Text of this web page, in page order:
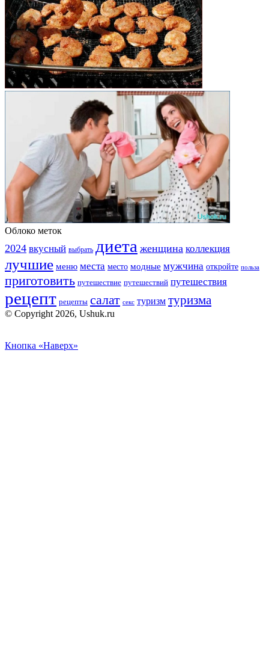
Облоко меток
2024 вкусный выбрать диета женщина коллекция
лучшие меню места место модные мужчина откройте польза
приготовить путешествие путешествий путешествия
рецепт рецепты салат секс туризм туризма
© Copyright 2026, Ushuk.ru
Кнопка «Наверх»